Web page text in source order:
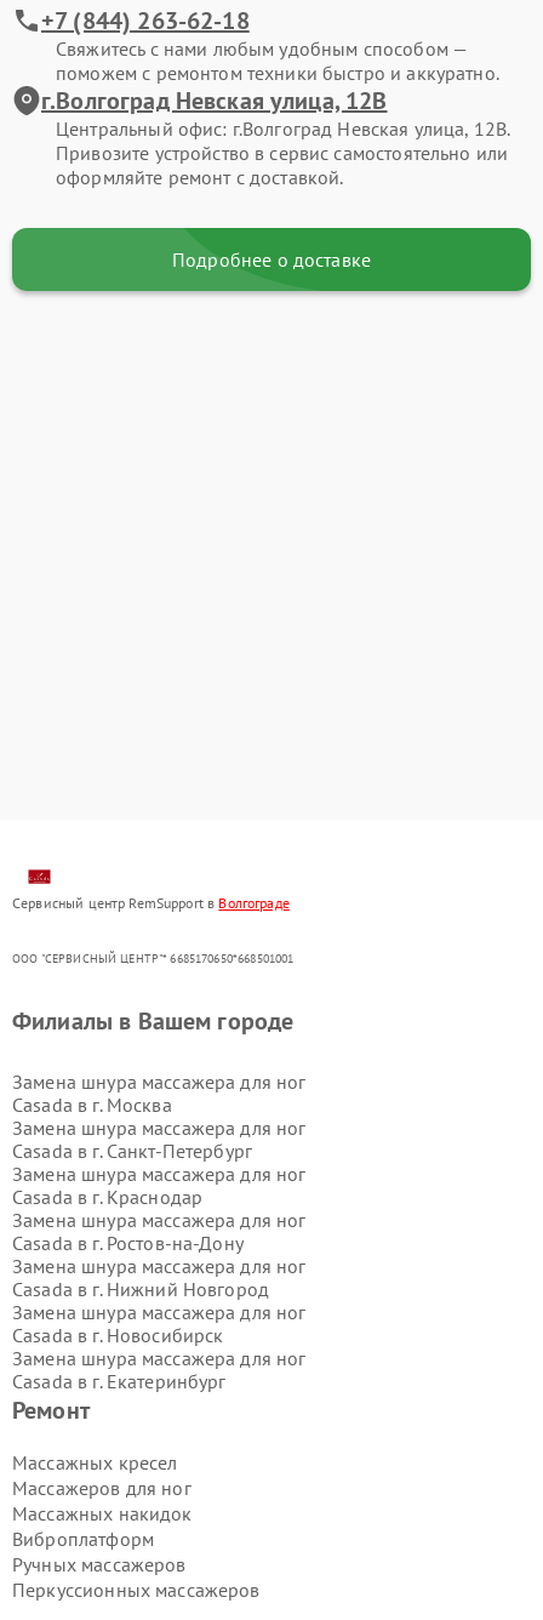
+7 (844) 263-62-18
Свяжитесь с нами любым удобным способом —
поможем с ремонтом техники быстро и аккуратно.
г.Волгоград Невская улица, 12В
Центральный офис: г.Волгоград Невская улица, 12В.
Привозите устройство в сервис самостоятельно или
оформляйте ремонт с доставкой.
Подробнее о доставке
Сервисный центр RemSupport в Волгограде
ООО "СЕРВИСНЫЙ ЦЕНТР"* 6685170650*668501001
Ремонт
Массажных кресел
Массажеров для ног
Массажных накидок
Виброплатформ
Ручных массажеров
Перкуссионных массажеров
Филиалы в Вашем городе
Замена шнура массажера для ног
Casada в г. Москва
Замена шнура массажера для ног
Casada в г. Санкт-Петербург
Замена шнура массажера для ног
Casada в г. Краснодар
Замена шнура массажера для ног
Casada в г. Ростов-на-Дону
Замена шнура массажера для ног
Casada в г. Нижний Новгород
Замена шнура массажера для ног
Casada в г. Новосибирск
Замена шнура массажера для ног
Casada в г. Екатеринбург
Замена шнура массажера для ног
Замена шнура массажера для ног
Casada в г.Воронеж
Замена шнура массажера для ног
Casada в г.Волгоград
Замена шнура массажера для ног
Casada в г.Самара
Замена шнура массажера для ног